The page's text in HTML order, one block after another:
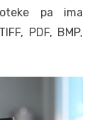
pa ima
PDF, BMP,